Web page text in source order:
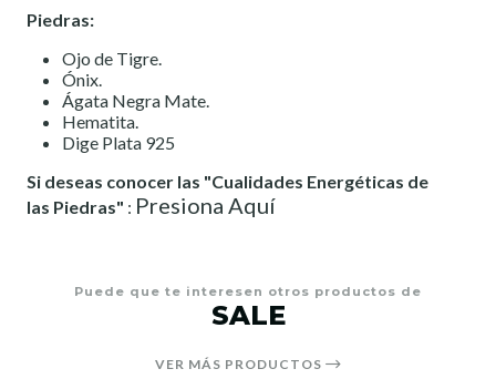
Piedras:
Ojo de Tigre.
Ónix.
Ágata Negra Mate.
Hematita.
Dige Plata 925
Si deseas conocer las "Cualidades Energéticas de
las Piedras" : Presiona Aquí
Puede que te interesen otros productos de
SALE
VER MÁS PRODUCTOS